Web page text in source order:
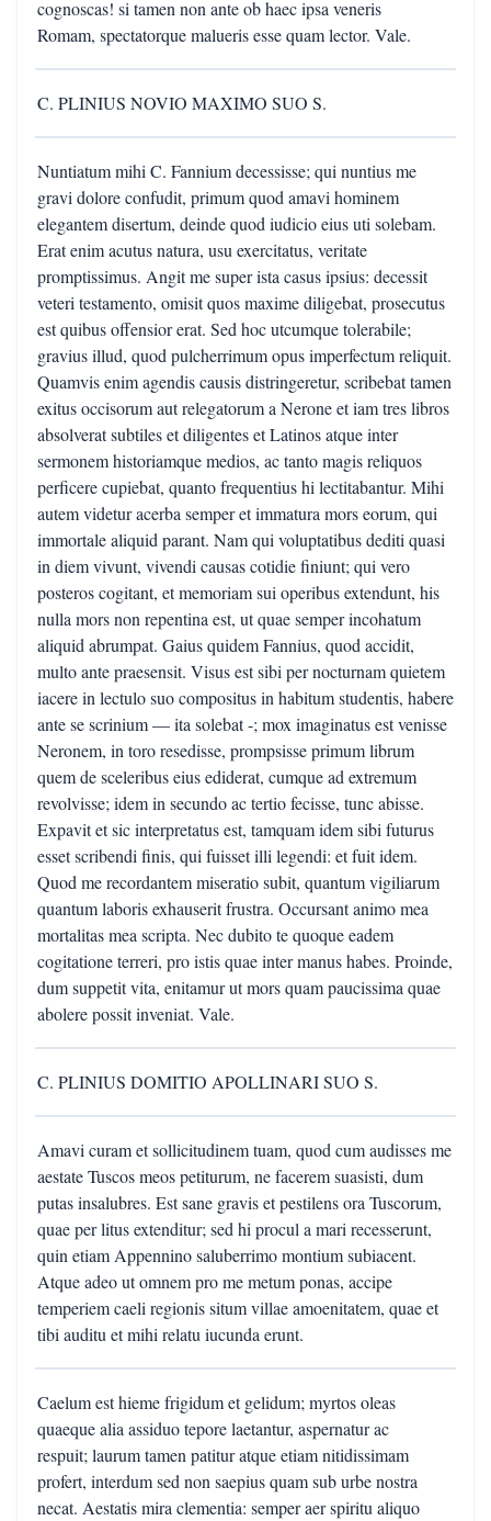
cognoscas! si tamen non ante ob haec ipsa veneris
Romam, spectatorque malueris esse quam lector. Vale.
C. PLINIUS NOVIO MAXIMO SUO S.
Nuntiatum mihi C. Fannium decessisse; qui nuntius me
gravi dolore confudit, primum quod amavi hominem
elegantem disertum, deinde quod iudicio eius uti solebam.
Erat enim acutus natura, usu exercitatus, veritate
promptissimus. Angit me super ista casus ipsius: decessit
veteri testamento, omisit quos maxime diligebat, prosecutus
est quibus offensior erat. Sed hoc utcumque tolerabile;
gravius illud, quod pulcherrimum opus imperfectum reliquit.
Quamvis enim agendis causis distringeretur, scribebat tamen
exitus occisorum aut relegatorum a Nerone et iam tres libros
absolverat subtiles et diligentes et Latinos atque inter
sermonem historiamque medios, ac tanto magis reliquos
perficere cupiebat, quanto frequentius hi lectitabantur. Mihi
autem videtur acerba semper et immatura mors eorum, qui
immortale aliquid parant. Nam qui voluptatibus dediti quasi
in diem vivunt, vivendi causas cotidie finiunt; qui vero
posteros cogitant, et memoriam sui operibus extendunt, his
nulla mors non repentina est, ut quae semper incohatum
aliquid abrumpat. Gaius quidem Fannius, quod accidit,
multo ante praesensit. Visus est sibi per nocturnam quietem
iacere in lectulo suo compositus in habitum studentis, habere
ante se scrinium — ita solebat -; mox imaginatus est venisse
Neronem, in toro resedisse, prompsisse primum librum
quem de sceleribus eius ediderat, cumque ad extremum
revolvisse; idem in secundo ac tertio fecisse, tunc abisse.
Expavit et sic interpretatus est, tamquam idem sibi futurus
esset scribendi finis, qui fuisset illi legendi: et fuit idem.
Quod me recordantem miseratio subit, quantum vigiliarum
quantum laboris exhauserit frustra. Occursant animo mea
mortalitas mea scripta. Nec dubito te quoque eadem
cogitatione terreri, pro istis quae inter manus habes. Proinde,
dum suppetit vita, enitamur ut mors quam paucissima quae
abolere possit inveniat. Vale.
C. PLINIUS DOMITIO APOLLINARI SUO S.
Amavi curam et sollicitudinem tuam, quod cum audisses me
aestate Tuscos meos petiturum, ne facerem suasisti, dum
putas insalubres. Est sane gravis et pestilens ora Tuscorum,
quae per litus extenditur; sed hi procul a mari recesserunt,
quin etiam Appennino saluberrimo montium subiacent.
Atque adeo ut omnem pro me metum ponas, accipe
temperiem caeli regionis situm villae amoenitatem, quae et
tibi auditu et mihi relatu iucunda erunt.
Caelum est hieme frigidum et gelidum; myrtos oleas
quaeque alia assiduo tepore laetantur, aspernatur ac
respuit; laurum tamen patitur atque etiam nitidissimam
profert, interdum sed non saepius quam sub urbe nostra
necat. Aestatis mira clementia: semper aer spiritu aliquo